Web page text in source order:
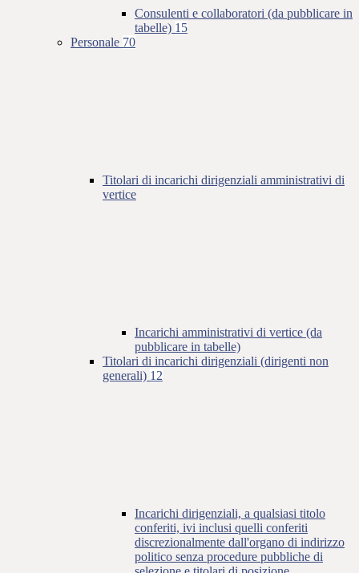
Consulenti e collaboratori (da pubblicare in
tabelle) 15
Personale 70
Titolari di incarichi dirigenziali amministrativi di
vertice
Incarichi amministrativi di vertice (da
pubblicare in tabelle)
Titolari di incarichi dirigenziali (dirigenti non
generali) 12
Incarichi dirigenziali, a qualsiasi titolo
conferiti, ivi inclusi quelli conferiti
discrezionalmente dall'organo di indirizzo
politico senza procedure pubbliche di